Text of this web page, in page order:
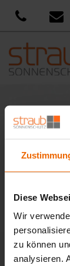
Diese
Wir
zu können
analysieren.
Sie sind hier:
im WAREMA
Veröffentlicht
am
9. Juni 2021
Urlaub
Das Leben
Garten,
Bedeutung.
genießen